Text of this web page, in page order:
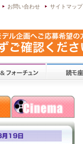
サイトマップ
お問い合わせ